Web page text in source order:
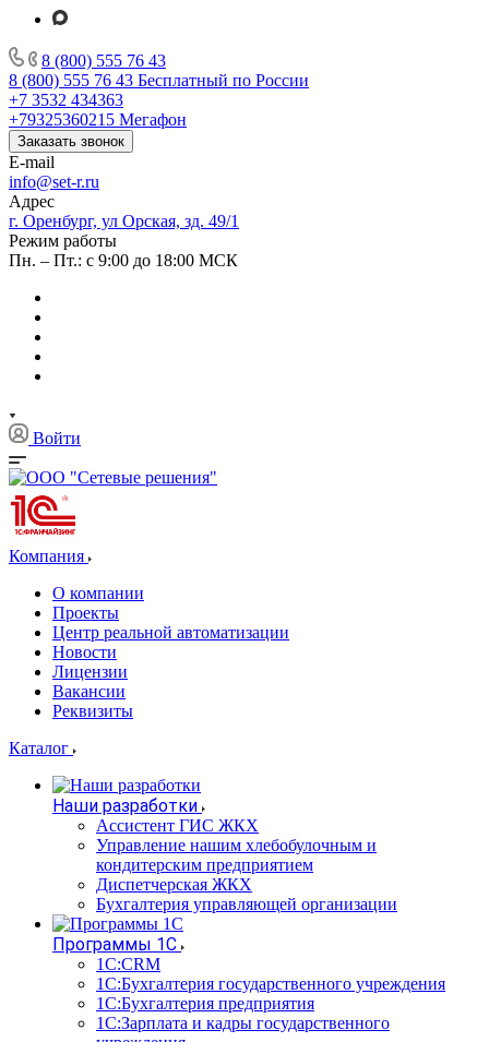
8 (800) 555 76 43
8 (800) 555 76 43 Бесплатный по России
+7 3532 434363
+79325360215 Мегафон
Заказать звонок
E-mail
info@set-r.ru
Адрес
г. Оренбург, ул Орская, зд. 49/1
Режим работы
Пн. – Пт.: с 9:00 до 18:00 МСК
Войти
Компания
О компании
Проекты
Центр реальной автоматизации
Новости
Лицензии
Вакансии
Реквизиты
Каталог
Наши разработки
Ассистент ГИС ЖКХ
Управление нашим хлебобулочным и
кондитерским предприятием
Диспетчерская ЖКХ
Бухгалтерия управляющей организации
Программы 1С
1С:CRM
1С:Бухгалтерия государственного учреждения
1С:Бухгалтерия предприятия
1С:Зарплата и кадры государственного